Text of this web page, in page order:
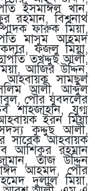
ইসমাঈল খান,
রহমান, বিশ্বনাথ
ফারুক মিয়া,
মাসুম আহমদ
ফজলু মিয়া,
তখদ্দুছ আলী,
আজির উদ্দিন,
আহবায়ক সামছুল
আলী, আব্দুল
পৌর যুবদলের
যুগ্ম
ইরন মিয়া
কুদ্দুছ আলী,
সাবেক আহবায়ক
আশিকুর রহমান
তাজ উদ্দিন
আহমদ, পৌর
দুলাল মিয়া,